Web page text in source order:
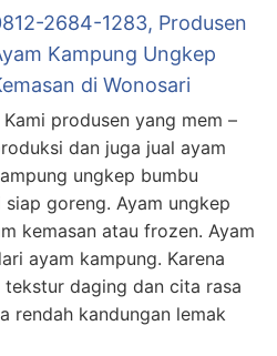
2684-1283, Produsen
Kampung Ungkep
di Wonosari
Kami produsen yang mem –
dan juga jual ayam
ungkep bumbu
goreng. Ayam ungkep
kemasan atau frozen. Ayam
ayam kampung. Karena
daging dan cita rasa
rendah kandungan lemak